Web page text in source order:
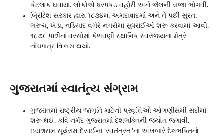
કેટલાક ઘવાયા. લોકોએ ધરપકડ વહોરી અને જેલની સજા ભોગવી.
બ્રિટિશ સરકાર દ્વારા ૧૮૩૪માં અમદાવાદમાં અને તે પછી સુરત,
ભરૂચ, ખેડા, નડિયાદ વગેરે નગરોમાં સુધરાઈઓ શરૂ કરવામાં આવી.
૧૮૭૯ પછીનાં વરસોમાં કેળવણી સ્થાનિક સ્વરાજ્યના ક્ષેત્રે
નોંધપાત્ર વિકાસ થયો.
ગુજરાતમાં સ્વાતંત્ર્ય સંગ્રામ
ગુજરાતમાં રાષ્ટ્રીય જાગૃતિ માટેની પ્રવૃત્તિઓ ઓગણીસમી સદીમાં
શરૂ થઈ. કવિ નર્મદ ગુજરાતમાં દેશભક્તિની જયોત જગાવી.
ઇચ્છારામ સૂર્યરામ દેસાઈના ‘સ્વતંત્રતા’ના અખબારે દેશભક્તિનો